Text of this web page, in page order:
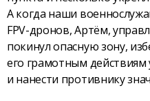
А когда наши
FPV-дронов, Артём,
покинул опасную зону,
его грамотным действиям
и нанести противнику